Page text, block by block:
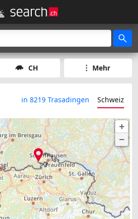
CH Mehr
in 8219 Trasadingen Schweiz
+
−